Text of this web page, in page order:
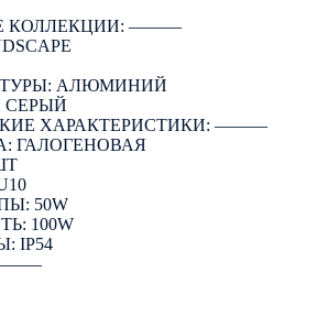
КОЛЛЕКЦИИ: ―――
АЛЮМИНИЙ
СЕРЫЙ
ХАРАКТЕРИСТИКИ: ―――
ГАЛОГЕНОВАЯ
50W
100W
IP54